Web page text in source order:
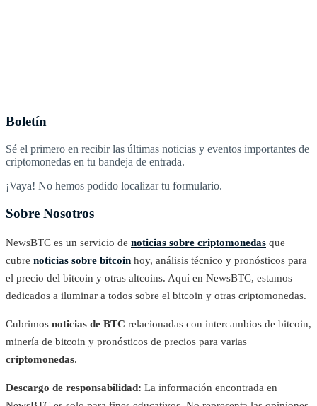
Boletín
Sé el primero en recibir las últimas noticias y eventos importantes de
criptomonedas en tu bandeja de entrada.
¡Vaya! No hemos podido localizar tu formulario.
Sobre Nosotros
NewsBTC es un servicio de noticias sobre criptomonedas que
cubre noticias sobre bitcoin hoy, análisis técnico y pronósticos para
el precio del bitcoin y otras altcoins. Aquí en NewsBTC, estamos
dedicados a iluminar a todos sobre el bitcoin y otras criptomonedas.
Cubrimos noticias de BTC relacionadas con intercambios de bitcoin,
minería de bitcoin y pronósticos de precios para varias
criptomonedas.
Descargo de responsabilidad: La información encontrada en